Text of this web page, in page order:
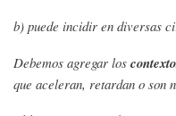
b) puede incidir en diversas
Debemos agregar los
que aceleran, retardan o son